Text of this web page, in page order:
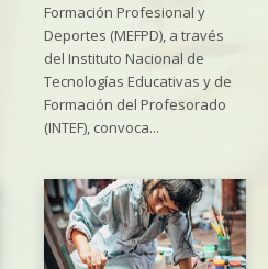
Formación Profesional y
Deportes (MEFPD), a través
del Instituto Nacional de
Tecnologías Educativas y de
Formación del Profesorado
(INTEF), convoca...